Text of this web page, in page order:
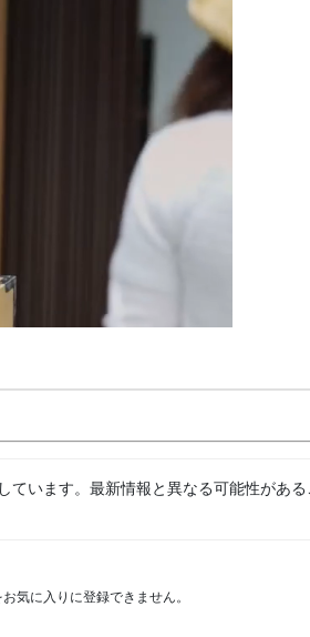
ています。最新情報と異なる可能性があ
気に入りに登録できません。